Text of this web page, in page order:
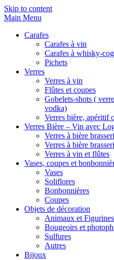
Skip to content
Main Menu
Carafes
Carafes à vin
Carafes à whisky-
Pichets
Verres
Verres à vin
Flûtes et coupes
Gobelets-shots (
vodka)
Verres bière, apéritif
Verres Bière – Vin avec
Verres à bière
Verres à bière
Verres à vin et flûtes
Vases, coupes et
Vases
Soliflores
Bonbonnières
Coupes
Objets de décoration
Animaux et
Bougeoirs et
Sulfures
Autres
Bijoux